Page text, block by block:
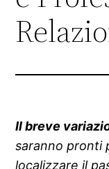
Il breve
saranno pronti
localizzare il